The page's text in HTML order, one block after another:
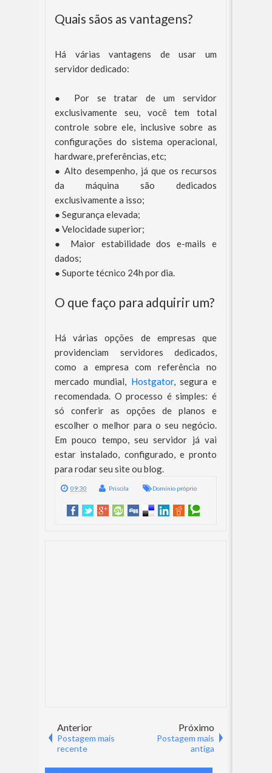
Quais sãos as vantagens?
Há várias vantagens de usar um
servidor dedicado:
●
Por se tratar de um servidor
exclusivamente seu, você tem total
controle sobre ele, inclusive sobre as
configurações do sistema operacional,
hardware, preferências, etc;
● Alto desempenho, já que os recursos
da máquina são dedicados
exclusivamente a isso;
● Segurança elevada;
● Velocidade superior;
●
Maior estabilidade dos e-mails e
dados;
● Suporte técnico 24h por dia.
O que faço para adquirir um?
Há várias opções de empresas que
providenciam servidores dedicados,
como a empresa com referência no
mercado mundial, Hostgator, segura e
recomendada. O processo é simples: é
só conferir as opções de planos e
escolher o melhor para o seu negócio.
Em pouco tempo, seu servidor já vai
estar instalado, configurado, e pronto
para rodar seu site ou blog.
09:30 Priscila Domínio próprio
Anterior
Postagem mais
recente
Próximo
Postagem mais
antiga